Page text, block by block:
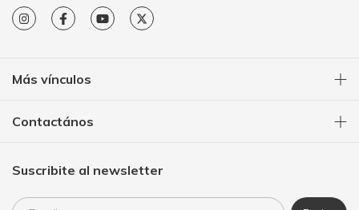
Más vínculos
Contactános
Suscribite al newsletter